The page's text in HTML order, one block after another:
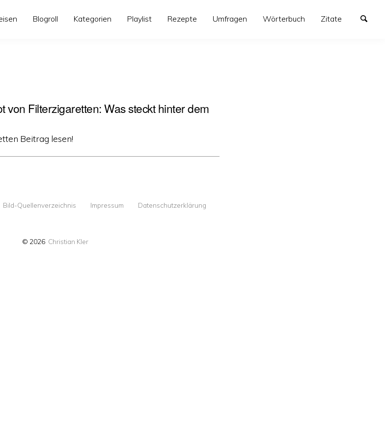
Blogroll Kategorien Playlist Re­zept­e Umfragen Wörterbuch Zitate
von Filterzigaretten: Was steckt hinter dem
Beitrag lesen!
Bild-Quellenverzeichnis Impressum
Datenschutzerklärung
© 2026 Christian Kler